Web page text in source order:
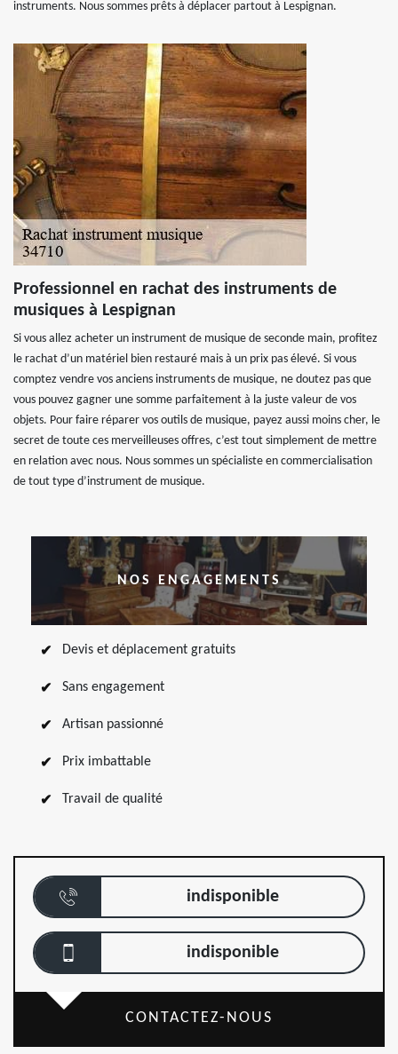
instruments. Nous sommes prêts à déplacer partout à Lespignan.
Professionnel en rachat des instruments de
musiques à Lespignan
Si vous allez acheter un instrument de musique de seconde main, profitez
le rachat d’un matériel bien restauré mais à un prix pas élevé. Si vous
comptez vendre vos anciens instruments de musique, ne doutez pas que
vous pouvez gagner une somme parfaitement à la juste valeur de vos
objets. Pour faire réparer vos outils de musique, payez aussi moins cher, le
secret de toute ces merveilleuses offres, c’est tout simplement de mettre
en relation avec nous. Nous sommes un spécialiste en commercialisation
de tout type d’instrument de musique.
NOS ENGAGEMENTS
Devis et déplacement gratuits
Sans engagement
Artisan passionné
Prix imbattable
Travail de qualité
indisponible
indisponible
CONTACTEZ-NOUS